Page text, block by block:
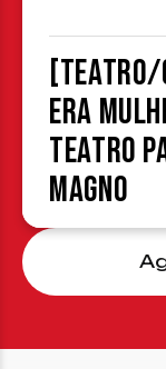
era
Teatro
Magno